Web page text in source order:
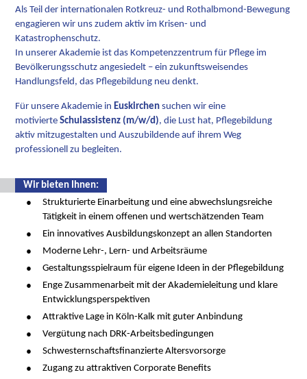
Als Teil der internationalen Rotkreuz- und Rothalbmond-Bewegung
engagieren wir uns zudem aktiv im Krisen- und
Katastrophenschutz.
In unserer Akademie ist das Kompetenzzentrum für Pflege im
Bevölkerungsschutz angesiedelt – ein zukunftsweisendes
Handlungsfeld, das Pflegebildung neu denkt.
Für unsere Akademie in Euskirchen suchen wir eine
motivierteSchulassistenz (m/w/d), die Lust hat, Pflegebildung
aktiv mitzugestalten und Auszubildende auf ihrem Weg
professionell zu begleiten.
Wir bieten Ihnen:
Strukturierte Einarbeitung und eine abwechslungsreiche
Tätigkeit in einem offenen und wertschätzenden Team
Ein innovatives Ausbildungskonzept an allen Standorten
Moderne Lehr-, Lern- und Arbeitsräume
Gestaltungsspielraum für eigene Ideen in der Pflegebildung
Enge Zusammenarbeit mit der Akademieleitung und klare
Entwicklungsperspektiven
Attraktive Lage in Köln-Kalk mit guter Anbindung
Vergütung nach DRK-Arbeitsbedingungen
Schwesternschaftsfinanzierte Altersvorsorge
Zugang zu attraktiven Corporate Benefits